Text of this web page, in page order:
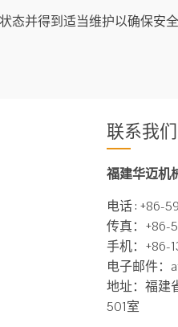
并得到适当维护以确保安全
联系我们
福建华迈机
电话 : +86-
传真：+86-
手机：+86-
电子邮件：
地址：福建
501室